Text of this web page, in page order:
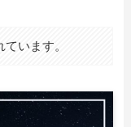
います。